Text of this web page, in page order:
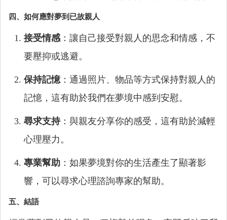
四、如何應對夢到已故親人
接受情感：讓自己接受對親人的思念和情感，不
要壓抑或逃避。
保持記憶：通過照片、物品等方式保持對親人的
記憶，這有助於我們在夢境中感到安慰。
尋求支持：與親友分享你的感受，這有助於減輕
心理壓力。
專業幫助 ：如果夢境對你的生活產生了顯著影
響，可以尋求心理諮詢專家的幫助。
五、結語